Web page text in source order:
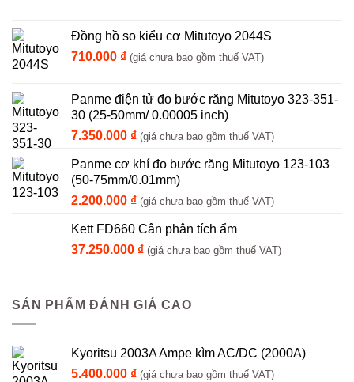
Đồng hồ so kiểu cơ Mitutoyo 2044S
710.000 ₫ (giá chưa bao gồm thuế VAT)
Panme điện tử đo bước răng Mitutoyo 323-351-
30 (25-50mm/ 0.00005 inch)
7.350.000 ₫ (giá chưa bao gồm thuế VAT)
Panme cơ khí đo bước răng Mitutoyo 123-103
(50-75mm/0.01mm)
2.200.000 ₫ (giá chưa bao gồm thuế VAT)
Kett FD660 Cân phân tích ẩm
37.250.000 ₫ (giá chưa bao gồm thuế VAT)
SẢN PHẨM ĐÁNH GIÁ CAO
Kyoritsu 2003A Ampe kìm AC/DC (2000A)
5.400.000 ₫ (giá chưa bao gồm thuế VAT)